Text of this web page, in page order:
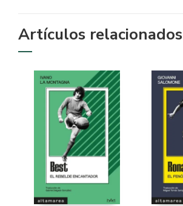
Artículos relacionados